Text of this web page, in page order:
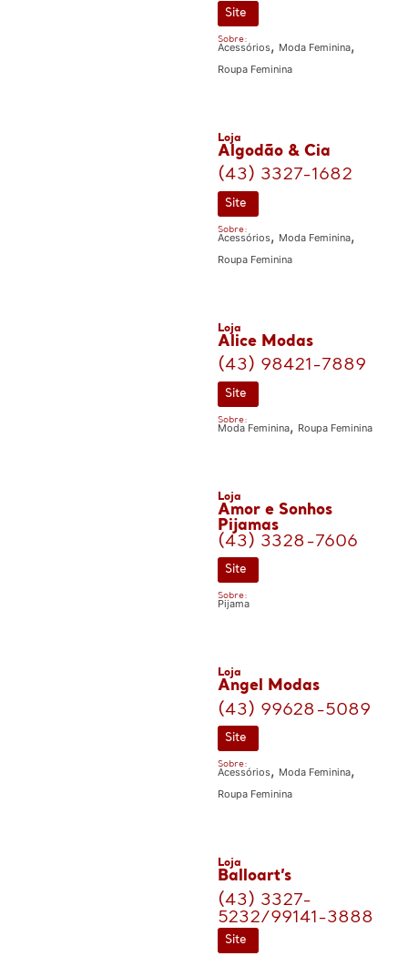
Site
Sobre:
Acessórios, Moda Feminina,
Roupa Feminina
Loja
Algodão & Cia
(43) 3327-1682
Site
Sobre:
Acessórios, Moda Feminina,
Roupa Feminina
Loja
Alice Modas
(43) 98421-7889
Site
Sobre:
Moda Feminina, Roupa Feminina
Loja
Amor e Sonhos
Pijamas
(43) 3328-7606
Site
Sobre:
Pijama
Loja
Angel Modas
(43) 99628-5089
Site
Sobre:
Acessórios, Moda Feminina,
Roupa Feminina
Loja
Balloart’s
(43) 3327-
5232/99141-3888
Site